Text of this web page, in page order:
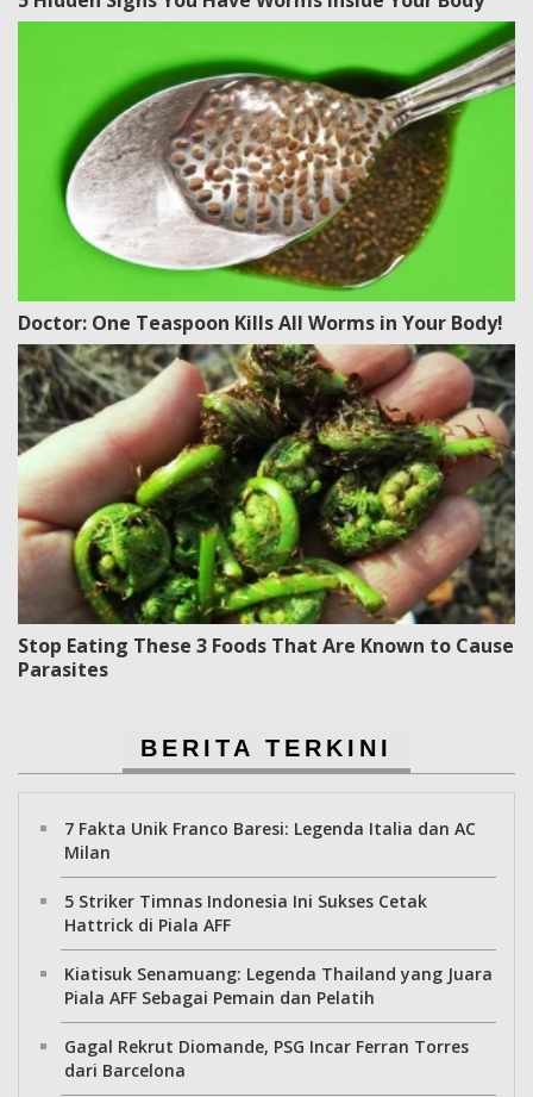
Doctor: One Teaspoon Kills All Worms in Your Body!
Stop Eating These 3 Foods That Are Known to Cause
Parasites
BERITA TERKINI
7 Fakta Unik Franco Baresi: Legenda Italia dan AC
Milan
5 Striker Timnas Indonesia Ini Sukses Cetak
Hattrick di Piala AFF
Kiatisuk Senamuang: Legenda Thailand yang Juara
Piala AFF Sebagai Pemain dan Pelatih
Gagal Rekrut Diomande, PSG Incar Ferran Torres
dari Barcelona